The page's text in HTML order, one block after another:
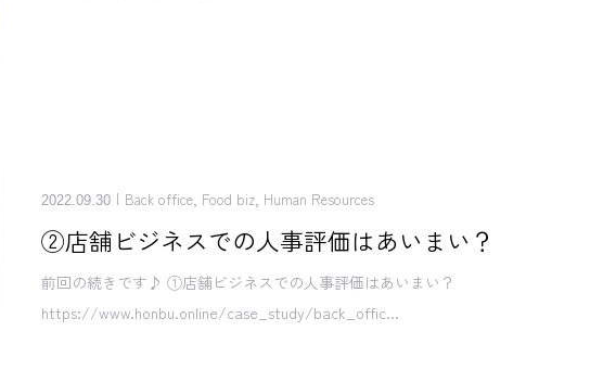
2022.09.30 Back office, Food biz, Human Resources
②店舗ビジネスでの人事評価はあいまい？
前回の続きです♪ ①店舗ビジネスでの人事評価はあいまい？
https://www.honbu.online/case_study/back_offic...